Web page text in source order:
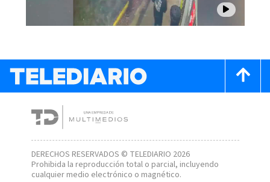
DERECHOS RESERVADOS © TELEDIARIO 2026
Prohibida la reproducción total o parcial, incluyendo
cualquier medio electrónico o magnético.